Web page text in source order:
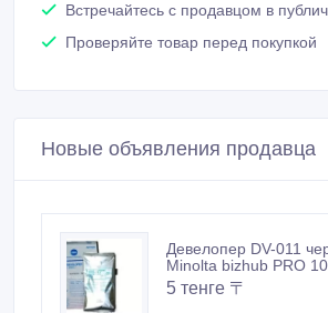
Встречайтесь с продавцом в
Проверяйте товар перед покупкой
Новые объявления продавца
Девелопер DV-011
Minolta bizhub PRO
5 тенге 〒